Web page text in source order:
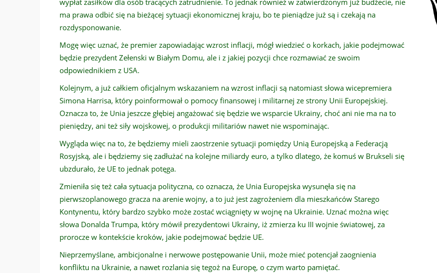
wypłat zasiłków dla osób tracących zatrudnienie. To jednak również w zatwierdzonym już budżecie, nie
ma prawa odbić się na bieżącej sytuacji ekonomicznej kraju, bo te pieniądze już są i czekają na
rozdysponowanie.
Mogę więc uznać, że premier zapowiadając wzrost inflacji, mógł wiedzieć o korkach, jakie podejmować
będzie prezydent Zełenski w Białym Domu, ale i z jakiej pozycji chce rozmawiać ze swoim
odpowiednikiem z USA.
Kolejnym, a już całkiem oficjalnym wskazaniem na wzrost inflacji są natomiast słowa wicepremiera
Simona Harrisa, który poinformował o pomocy finansowej i militarnej ze strony Unii Europejskiej.
Oznacza to, że Unia jeszcze głębiej angażować się będzie we wsparcie Ukrainy, choć ani nie ma na to
pieniędzy, ani też siły wojskowej, o produkcji militariów nawet nie wspominając.
Wygląda więc na to, że będziemy mieli zaostrzenie sytuacji pomiędzy Unią Europejską a Federacją
Rosyjską, ale i będziemy się zadłużać na kolejne miliardy euro, a tylko dlatego, że komuś w Brukseli się
ubzdurało, że UE to jednak potęga.
Zmieniła się też cała sytuacja polityczna, co oznacza, że Unia Europejska wysunęła się na
pierwszoplanowego gracza na arenie wojny, a to już jest zagrożeniem dla mieszkańców Starego
Kontynentu, który bardzo szybko może zostać wciągnięty w wojnę na Ukrainie. Uznać można więc
słowa Donalda Trumpa, który mówił prezydentowi Ukrainy, iż zmierza ku III wojnie światowej, za
prorocze w kontekście kroków, jakie podejmować będzie UE.
Nieprzemyślane, ambicjonalne i nerwowe postępowanie Unii, może mieć potencjał zaognienia
konfliktu na Ukrainie, a nawet rozlania się tegoż na Europę, o czym warto pamiętać.